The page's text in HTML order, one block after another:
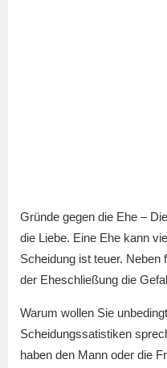
Gründe gegen die Ehe –
die Liebe. Eine Ehe kann
Scheidung ist teuer.
der Eheschließung die
Warum wollen Sie
Scheidungssatistiken
haben den Mann oder die